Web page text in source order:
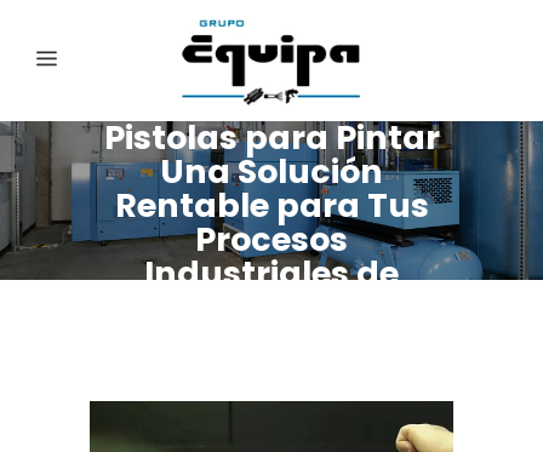
Pistolas para Pintar
Una Solución
Rentable para Tus
Procesos
Industriales de